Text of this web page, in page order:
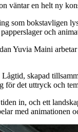
väntar en helt ny
som bokstavligen
och
Yuvia Maini
skapad
för det uttryck och
in, och ett
med animationen